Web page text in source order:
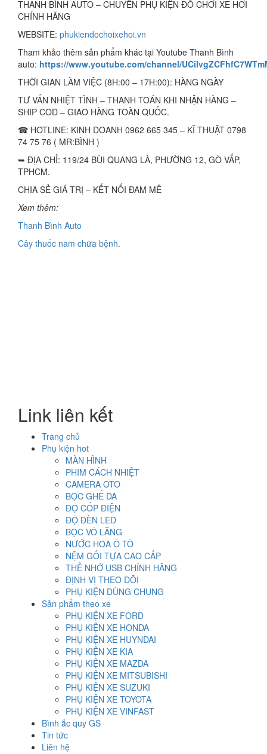
THANH BÌNH AUTO – CHUYÊN PHỤ KIỆN ĐỒ CHƠI XE HƠI
CHÍNH HÃNG
WEBSITE: phukiendochoixehoi.vn
Tham khảo thêm sản phẩm khác tại Youtube Thanh Bình
auto: https://www.youtube.com/channel/
THỜI GIAN LÀM VIỆC (8H:00 – 17H:00): HÀNG NGÀY
TƯ VẤN NHIỆT TÌNH – THANH TOÁN KHI NHẬN HÀNG –
SHIP COD – GIAO HÀNG TOÀN QUỐC.
☎ HOTLINE: KINH DOANH 0962 665 345 – KĨ THUẬT 0798
74 75 76 ( MR:BÌNH )
➥ ĐỊA CHỈ: 119/24 BÙI QUANG LÀ, PHƯỜNG 12, GÒ VẤP,
TPHCM.
CHIA SẺ GIÁ TRỊ – KẾT NỐI ĐAM MÊ
Xem thêm:
Thanh Bình Auto
Cây thuốc nam chữa bệnh.
Link liên kết
Trang chủ
Phụ kiện hot
MÀN HÌNH
PHIM CÁCH NHIỆT
CAMERA OTO
BỌC GHẾ DA
ĐỘ CỐP ĐIỆN
ĐỘ ĐÈN LED
BỌC VÔ LĂNG
NƯỚC HOA Ô TÔ
NỆM GỐI TỰA CAO CẤP
THẺ NHỚ USB CHÍNH HÃNG
ĐỊNH VỊ THEO DÕI
PHỤ KIỆN DÙNG CHUNG
Sản phẩm theo xe
PHỤ KIỆN XE FORD
PHỤ KIỆN XE HONDA
PHỤ KIỆN XE HUYNDAI
PHỤ KIỆN XE KIA
PHỤ KIỆN XE MAZDA
PHỤ KIỆN XE MITSUBISHI
PHỤ KIỆN XE SUZUKI
PHỤ KIỆN XE TOYOTA
PHỤ KIỆN XE VINFAST
Bình ắc quy GS
Tin tức
Liên hệ